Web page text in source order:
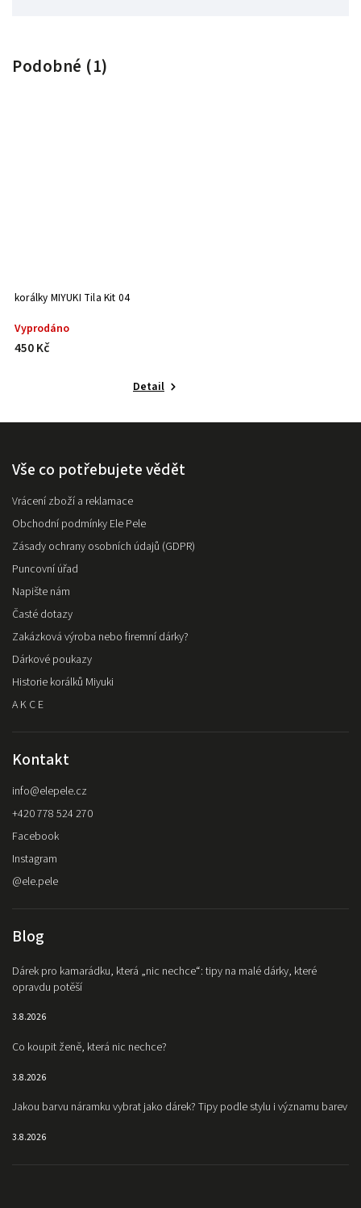
Podobné (1)
korálky MIYUKI Tila Kit 04
Vyprodáno
450 Kč
Detail
Vše co potřebujete vědět
Vrácení zboží a reklamace
Obchodní podmínky Ele Pele
Zásady ochrany osobních údajů (GDPR)
Puncovní úřad
Napište nám
Časté dotazy
Zakázková výroba nebo firemní dárky?
Dárkové poukazy
Historie korálků Miyuki
A K C E
Kontakt
info@elepele.cz
+420 778 524 270
Facebook
Instagram
@ele.pele
Blog
Dárek pro kamarádku, která „nic nechce“: tipy na malé dárky, které
opravdu potěší
3.8.2026
Co koupit ženě, která nic nechce?
3.8.2026
Jakou barvu náramku vybrat jako dárek? Tipy podle stylu i významu barev
3.8.2026